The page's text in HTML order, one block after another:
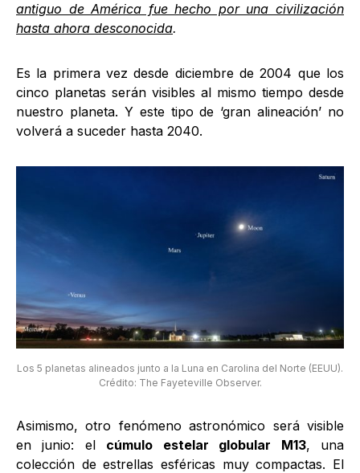
antiguo de América fue hecho por una civilización
hasta ahora desconocida.
Es la primera vez desde diciembre de 2004 que los
cinco planetas serán visibles al mismo tiempo desde
nuestro planeta. Y este tipo de ‘gran alineación’ no
volverá a suceder hasta 2040.
Los 5 planetas alineados junto a la Luna en Carolina del Norte (EEUU).
Crédito: The Fayeteville Observer.
Asimismo, otro fenómeno astronómico será visible
en junio: el cúmulo estelar globular M13, una
colección de estrellas esféricas muy compactas. El